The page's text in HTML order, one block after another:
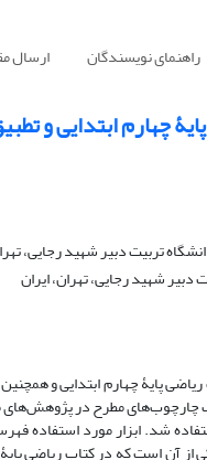
راهنمای نویسندگان ارسال
چهارم ابتدایی و
تربیت دبیر شهید رجایی،
شهید رجایی، تهران، ایران
چارچوب‌های مطرح در
شد. ابزار مورد استفاده